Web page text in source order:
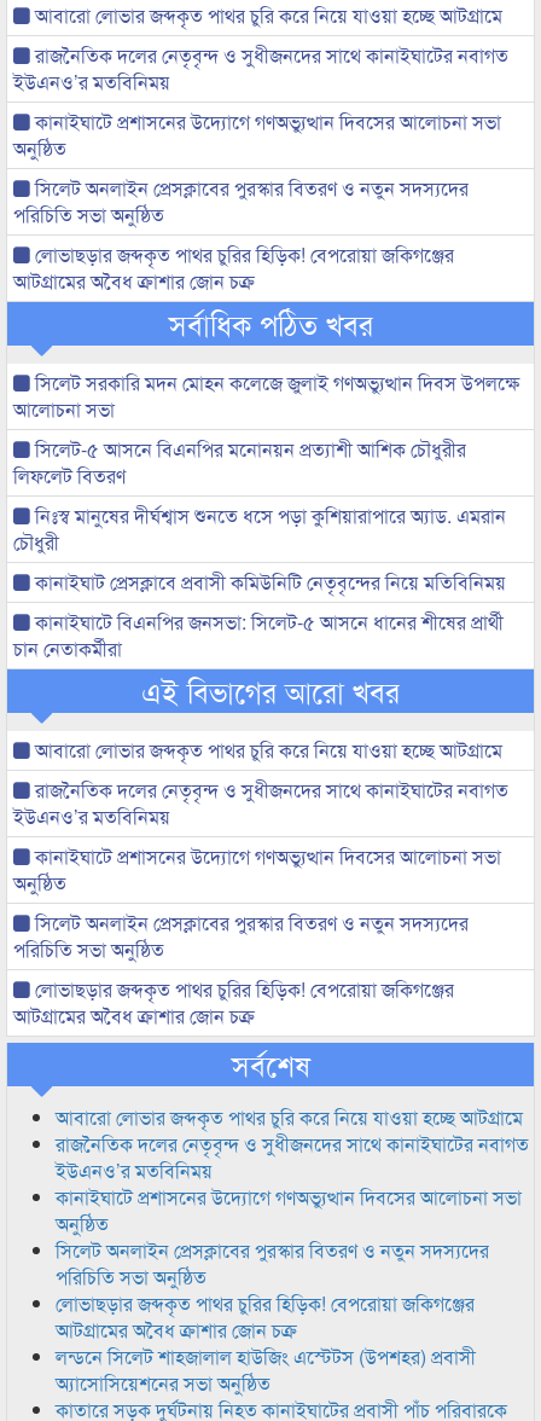
আবারো লোভার জব্দকৃত পাথর চুরি করে নিয়ে যাওয়া হচ্ছে আটগ্রামে
রাজনৈতিক দলের নেতৃবৃন্দ ও সুধীজনদের সাথে কানাইঘাটের নবাগত
ইউএনও’র মতবিনিময়
কানাইঘাটে প্রশাসনের উদ্যোগে গণঅভ্যুত্থান দিবসের আলোচনা সভা
অনুষ্ঠিত
সিলেট অনলাইন প্রেসক্লাবের পুরস্কার বিতরণ ও নতুন সদস্যদের
পরিচিতি সভা অনুষ্ঠিত
লোভাছড়ার জব্দকৃত পাথর চুরির হিড়িক! বেপরোয়া জকিগঞ্জের
আটগ্রামের অবৈধ ক্রাশার জোন চক্র
সর্বাধিক পঠিত খবর
সিলেট সরকারি মদন মোহন কলেজে জুলাই গণঅভ্যুত্থান দিবস উপলক্ষে
আলোচনা সভা
সিলেট-৫ আসনে বিএনপির মনোনয়ন প্রত্যাশী আশিক চৌধুরীর
লিফলেট বিতরণ
নিঃস্ব মানুষের দীর্ঘশ্বাস শুনতে ধসে পড়া কুশিয়ারাপারে অ্যাড. এমরান
চৌধুরী
কানাইঘাট প্রেসক্লাবে প্রবাসী কমিউনিটি নেতৃবৃন্দের নিয়ে মতিবিনিময়
কানাইঘাটে বিএনপির জনসভা: সিলেট-৫ আসনে ধানের শীষের প্রার্থী
চান নেতাকর্মীরা
এই বিভাগের আরো খবর
আবারো লোভার জব্দকৃত পাথর চুরি করে নিয়ে যাওয়া হচ্ছে আটগ্রামে
রাজনৈতিক দলের নেতৃবৃন্দ ও সুধীজনদের সাথে কানাইঘাটের নবাগত
ইউএনও’র মতবিনিময়
কানাইঘাটে প্রশাসনের উদ্যোগে গণঅভ্যুত্থান দিবসের আলোচনা সভা
অনুষ্ঠিত
সিলেট অনলাইন প্রেসক্লাবের পুরস্কার বিতরণ ও নতুন সদস্যদের
পরিচিতি সভা অনুষ্ঠিত
লোভাছড়ার জব্দকৃত পাথর চুরির হিড়িক! বেপরোয়া জকিগঞ্জের
আটগ্রামের অবৈধ ক্রাশার জোন চক্র
সর্বশেষ
আবারো লোভার জব্দকৃত পাথর চুরি করে নিয়ে যাওয়া হচ্ছে আটগ্রামে
রাজনৈতিক দলের নেতৃবৃন্দ ও সুধীজনদের সাথে কানাইঘাটের নবাগত
ইউএনও’র মতবিনিময়
কানাইঘাটে প্রশাসনের উদ্যোগে গণঅভ্যুত্থান দিবসের আলোচনা সভা
অনুষ্ঠিত
সিলেট অনলাইন প্রেসক্লাবের পুরস্কার বিতরণ ও নতুন সদস্যদের
পরিচিতি সভা অনুষ্ঠিত
লোভাছড়ার জব্দকৃত পাথর চুরির হিড়িক! বেপরোয়া জকিগঞ্জের
আটগ্রামের অবৈধ ক্রাশার জোন চক্র
লন্ডনে সিলেট শাহজালাল হাউজিং এস্টেটস (উপশহর) প্রবাসী
অ্যাসোসিয়েশনের সভা অনুষ্ঠিত
কাতারে সড়ক দুর্ঘটনায় নিহত কানাইঘাটের প্রবাসী পাঁচ পরিবারকে